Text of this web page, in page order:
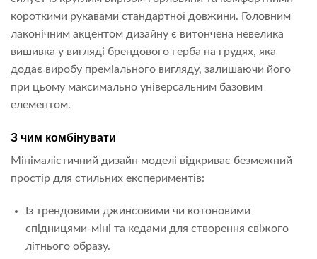
короткими рукавами стандартної довжини. Головним
лаконічним акцентом дизайну є витончена невелика
вишивка у вигляді брендового герба на грудях, яка
додає виробу преміального вигляду, залишаючи його
при цьому максимально універсальним базовим
елементом.
З чим комбінувати
Мінімалістичний дизайн моделі відкриває безмежний
простір для стильних експериментів:
Із трендовими джинсовими чи котоновими
спідницями-міні та кедами для створення свіжого
літнього образу.